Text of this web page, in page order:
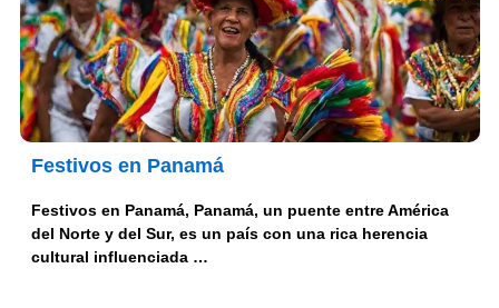
Festivos en Panamá
Festivos en Panamá, Panamá, un puente entre América
del Norte y del Sur, es un país con una rica herencia
cultural influenciada …